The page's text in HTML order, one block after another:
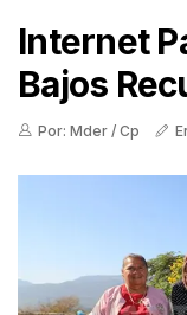
Internet
Bajos
Por: Mder / Cp